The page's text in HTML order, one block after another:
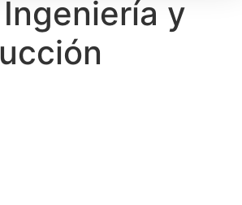
y